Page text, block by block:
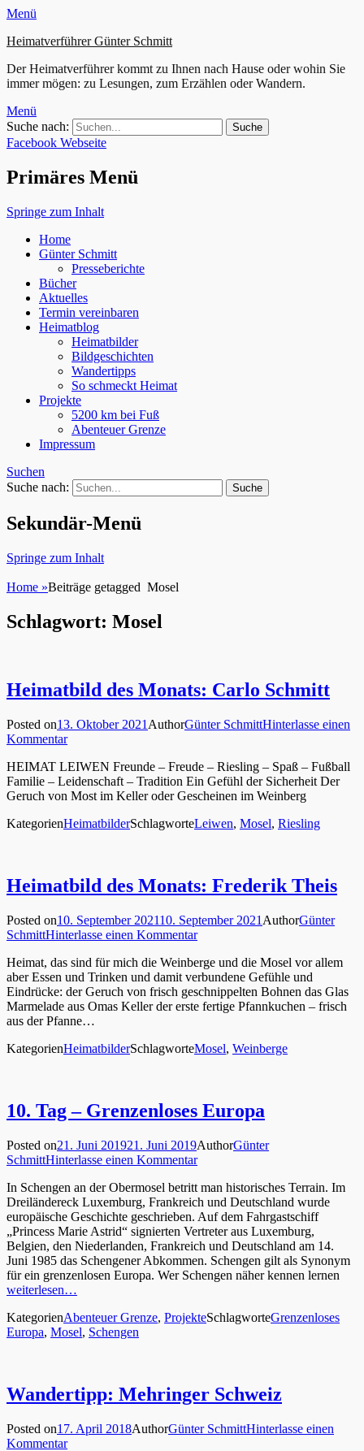
Menü
Heimatverführer Günter Schmitt
Der Heimatverführer kommt zu Ihnen nach Hause oder wohin Sie
immer mögen: zu Lesungen, zum Erzählen oder Wandern.
Menü
Suche nach:
Facebook Webseite
Primäres Menü
Springe zum Inhalt
Home
Günter Schmitt
Presseberichte
Bücher
Aktuelles
Termin vereinbaren
Heimatblog
Heimatbilder
Bildgeschichten
Wandertipps
So schmeckt Heimat
Projekte
5200 km bei Fuß
Abenteuer Grenze
Impressum
Suchen
Suche nach:
Sekundär-Menü
Springe zum Inhalt
Home »Beiträge getagged Mosel
Schlagwort: Mosel
Heimatbild des Monats: Carlo Schmitt
Posted on13. Oktober 2021 AuthorGünter SchmittHinterlasse einen
Kommentar
HEIMAT LEIWEN Freunde – Freude – Riesling – Spaß – Fußball
Familie – Leidenschaft – Tradition Ein Gefühl der Sicherheit Der
Geruch von Most im Keller oder Gescheinen im Weinberg
KategorienHeimatbilderSchlagworteLeiwen, Mosel, Riesling
Heimatbild des Monats: Frederik Theis
Posted on10. September 202110. September 2021 AuthorGünter
SchmittHinterlasse einen Kommentar
Heimat, das sind für mich die Weinberge und die Mosel vor allem
aber Essen und Trinken und damit verbundene Gefühle und
Eindrücke: der Geruch von frisch geschnippelten Bohnen das Glas
Marmelade aus Omas Keller der erste fertige Pfannkuchen – frisch
aus der Pfanne…
KategorienHeimatbilderSchlagworteMosel, Weinberge
10. Tag – Grenzenloses Europa
Posted on21. Juni 201921. Juni 2019AuthorGünter
SchmittHinterlasse einen Kommentar
In Schengen an der Obermosel betritt man historisches Terrain. Im
Dreiländereck Luxemburg, Frankreich und Deutschland wurde
europäische Geschichte geschrieben. Auf dem Fahrgastschiff
„Princess Marie Astrid“ signierten Vertreter aus Luxemburg,
Belgien, den Niederlanden, Frankreich und Deutschland am 14.
Juni 1985 das Schengener Abkommen. Schengen gilt als Synonym
für ein grenzenlosen Europa. Wer Schengen näher kennen lernen
weiterlesen…
KategorienAbenteuer Grenze, ProjekteSchlagworteGrenzenloses
Europa, Mosel, Schengen
Wandertipp: Mehringer Schweiz
Posted on17. April 2018AuthorGünter SchmittHinterlasse einen
Kommentar